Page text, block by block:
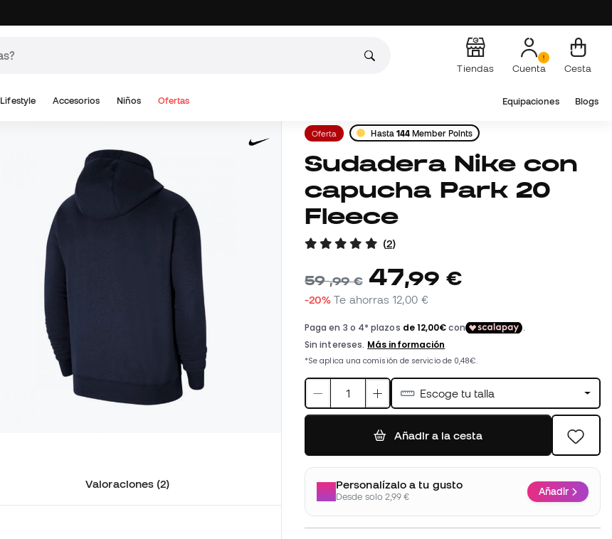
Tiendas Cuenta Cesta
Lifestyle Accesorios Niños Ofertas Equipaciones Blogs
Valoraciones (2)
Oferta Hasta 144 Member Points
Sudadera Nike con
capucha Park 20
Fleece
(2)
59,99 € 47,99 €
-20% Te ahorras12,00 €
Escoge tu talla
Añadir a la cesta
Personalízalo a tu gusto
Desde solo 2,99 € Añadir